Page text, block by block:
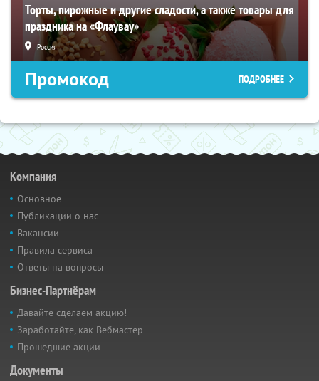
Торты, пирожные и другие сладости, а также товары для
праздника на «Флаувау»
Россия
Промокод ПОДРОБНЕЕ
Компания
Основное
Публикации о нас
Вакансии
Правила сервиса
Ответы на вопросы
Бизнес-Партнёрам
Давайте сделаем акцию!
Заработайте, как Вебмастер
Прошедшие акции
Документы